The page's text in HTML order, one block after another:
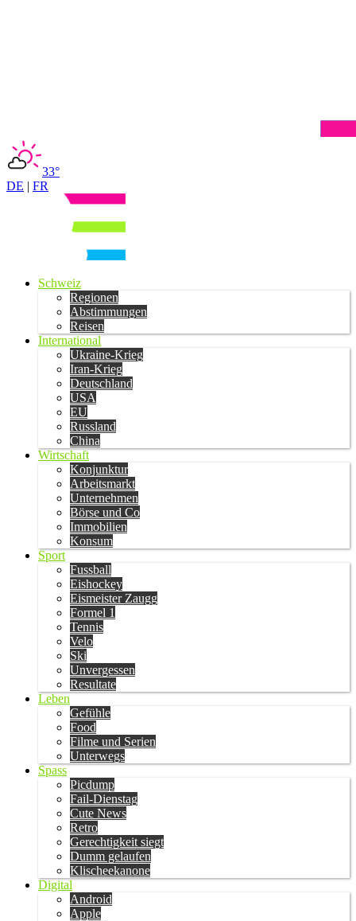
33°
DE | FR
Schweiz
Regionen
Abstimmungen
Reisen
International
Ukraine-Krieg
Iran-Krieg
Deutschland
USA
EU
Russland
China
Wirtschaft
Konjunktur
Arbeitsmarkt
Unternehmen
Börse und Co
Immobilien
Konsum
Sport
Fussball
Eishockey
Eismeister Zaugg
Formel 1
Tennis
Velo
Ski
Unvergessen
Resultate
Leben
Gefühle
Food
Filme und Serien
Unterwegs
Spass
Picdump
Fail-Dienstag
Cute News
Retro
Gerechtigkeit siegt
Dumm gelaufen
Klischeekanone
Digital
Android
Apple